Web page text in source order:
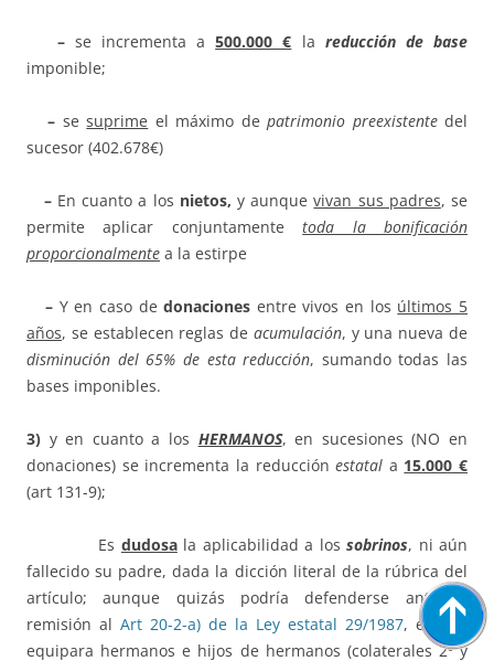
– se incrementa a500.000 € la reducción de base
imponible;
– sesuprime el máximo depatrimonio preexistentedel
sucesor (402.678€)
– En cuanto a los nietos, y aunquevivan sus padres, se
permite aplicar conjuntamentetoda la bonificación
proporcionalmente a la estirpe
– Y en caso dedonaciones entre vivos en los últimos 5
años, se establecen reglas de acumulación, y una nueva de
disminución del 65% de esta reducción, sumando todas las
bases imponibles.
3) y en cuanto a los HERMANOS, en sucesiones (NO en
donaciones) se incrementa la reducciónestatal a 15.000 €
(art 131-9);
Es dudosala aplicabilidad a lossobrinos, ni aún
fallecido su padre, dada la dicción literal de la rúbrica del
artículo; aunque quizás podría defenderse ante la
remisión al Art 20-2-a) de la Ley estatal 29/1987, el cual
equipara hermanos e hijos de hermanos (colaterales 2º y